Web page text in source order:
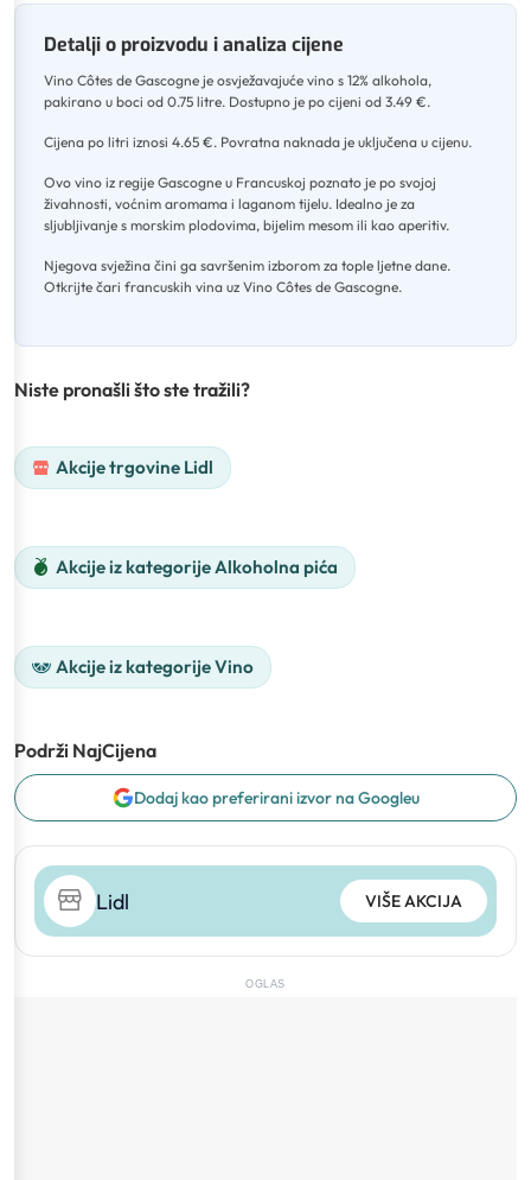
Detalji o proizvodu i analiza cijene
Vino Côtes de Gascogne je osvježavajuće vino s 12% alkohola,
pakirano u boci od 0.75 litre. Dostupno je po cijeni od 3.49 €.
Cijena po litri iznosi 4.65 €. Povratna naknada je uključena u cijenu.
Ovo vino iz regije Gascogne u Francuskoj poznato je po svojoj
živahnosti, voćnim aromama i laganom tijelu. Idealno je za
sljubljivanje s morskim plodovima, bijelim mesom ili kao aperitiv.
Njegova svježina čini ga savršenim izborom za tople ljetne dane.
Otkrijte čari francuskih vina uz Vino Côtes de Gascogne.
Niste pronašli što ste tražili?
Akcije trgovine Lidl
Akcije iz kategorije Alkoholna pića
Akcije iz kategorije Vino
Podrži NajCijena
Dodaj kao preferirani izvor na Googleu
Lidl VIŠE AKCIJA
OGLAS